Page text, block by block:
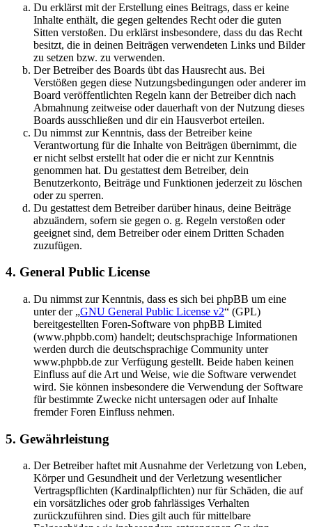
Du erklärst mit der Erstellung eines Beitrags, dass er keine
Inhalte enthält, die gegen geltendes Recht oder die guten
Sitten verstoßen. Du erklärst insbesondere, dass du das Recht
besitzt, die in deinen Beiträgen verwendeten Links und Bilder
zu setzen bzw. zu verwenden.
Der Betreiber des Boards übt das Hausrecht aus. Bei
Verstößen gegen diese Nutzungsbedingungen oder anderer im
Board veröffentlichten Regeln kann der Betreiber dich nach
Abmahnung zeitweise oder dauerhaft von der Nutzung dieses
Boards ausschließen und dir ein Hausverbot erteilen.
Du nimmst zur Kenntnis, dass der Betreiber keine
Verantwortung für die Inhalte von Beiträgen übernimmt, die
er nicht selbst erstellt hat oder die er nicht zur Kenntnis
genommen hat. Du gestattest dem Betreiber, dein
Benutzerkonto, Beiträge und Funktionen jederzeit zu löschen
oder zu sperren.
Du gestattest dem Betreiber darüber hinaus, deine Beiträge
abzuändern, sofern sie gegen o. g. Regeln verstoßen oder
geeignet sind, dem Betreiber oder einem Dritten Schaden
zuzufügen.
4. General Public License
Du nimmst zur Kenntnis, dass es sich bei phpBB um eine
unter der „GNU General Public License v2“ (GPL)
bereitgestellten Foren-Software von phpBB Limited
(www.phpbb.com) handelt; deutschsprachige Informationen
werden durch die deutschsprachige Community unter
www.phpbb.de zur Verfügung gestellt. Beide haben keinen
Einfluss auf die Art und Weise, wie die Software verwendet
wird. Sie können insbesondere die Verwendung der Software
für bestimmte Zwecke nicht untersagen oder auf Inhalte
fremder Foren Einfluss nehmen.
5. Gewährleistung
Der Betreiber haftet mit Ausnahme der Verletzung von Leben,
Körper und Gesundheit und der Verletzung wesentlicher
Vertragspflichten (Kardinalpflichten) nur für Schäden, die auf
ein vorsätzliches oder grob fahrlässiges Verhalten
zurückzuführen sind. Dies gilt auch für mittelbare